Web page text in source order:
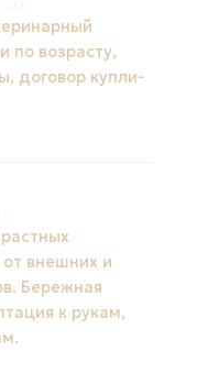
по возрасту,
договор купли-
от внешних и
Бережная
к рукам,